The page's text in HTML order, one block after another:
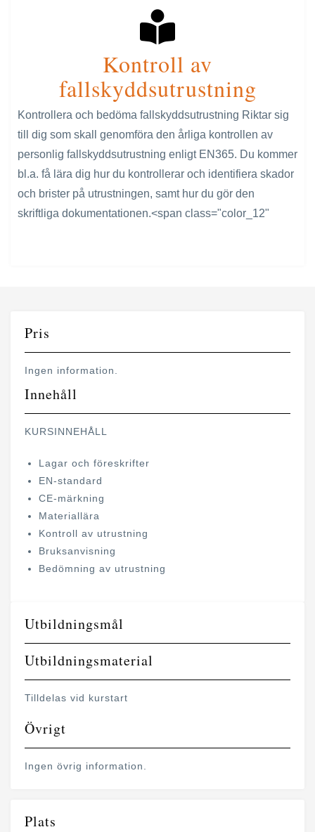
Kontroll av
fallskyddsutrustning
Kontrollera och bedöma fallskyddsutrustning Riktar sig
till dig som skall genomföra den årliga kontrollen av
personlig fallskyddsutrustning enligt EN365. Du kommer
bl.a. få lära dig hur du kontrollerar och identifiera skador
och brister på utrustningen, samt hur du gör den
skriftliga dokumentationen.<span class="color_12"
Pris
Ingen information.
Innehåll
KURSINNEHÅLL
Lagar och föreskrifter
EN-standard
CE-märkning
Materiallära
Kontroll av utrustning
Bruksanvisning
Bedömning av utrustning
Utbildningsmål
Utbildningsmaterial
Tilldelas vid kurstart
Övrigt
Ingen övrig information.
Plats